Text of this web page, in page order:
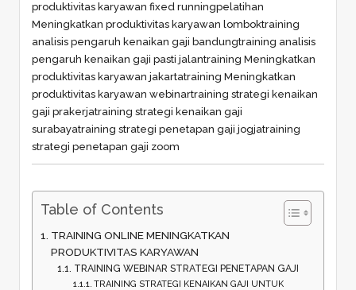
produktivitas karyawan fixed runningpelatihan
Meningkatkan produktivitas karyawan lomboktraining
analisis pengaruh kenaikan gaji bandungtraining analisis
pengaruh kenaikan gaji pasti jalantraining Meningkatkan
produktivitas karyawan jakartatraining Meningkatkan
produktivitas karyawan webinartraining strategi kenaikan
gaji prakerjatraining strategi kenaikan gaji
surabayatraining strategi penetapan gaji jogjatraining
strategi penetapan gaji zoom
Table of Contents
TRAINING ONLINE MENINGKATKAN
PRODUKTIVITAS KARYAWAN
TRAINING WEBINAR STRATEGI PENETAPAN GAJI
TRAINING STRATEGI KENAIKAN GAJI UNTUK